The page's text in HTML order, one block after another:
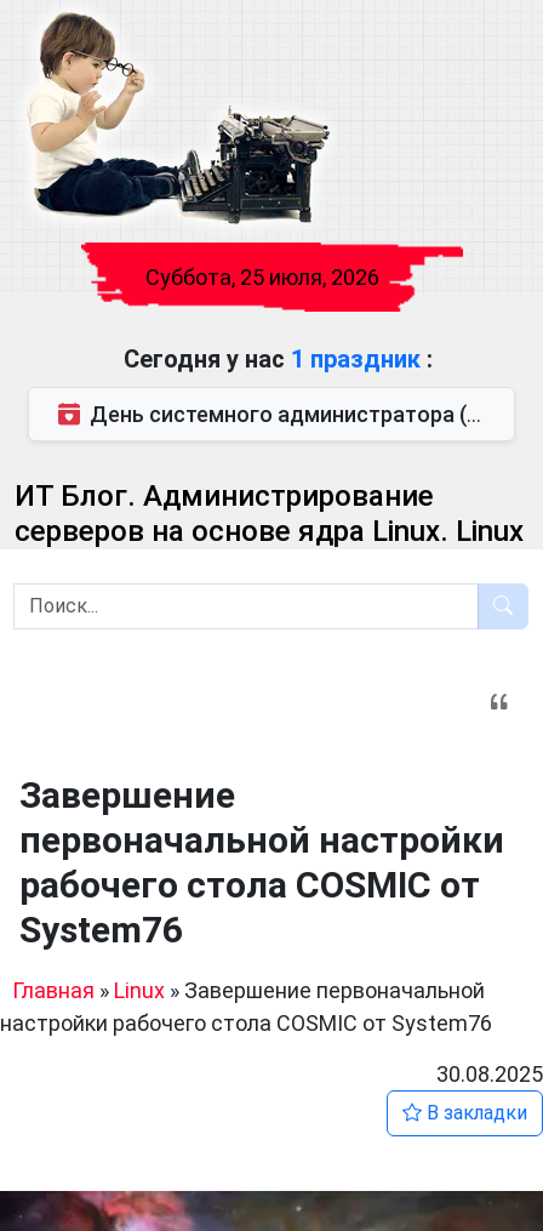
Суббота, 25 июля, 2026
Сегодня у нас 1 праздник :
День системного администратора (также известен как День сисадмина) — праздник, который отмечается...
ИТ Блог. Администрирование
серверов на основе ядра Linux. Linux
Завершение
первоначальной настройки
рабочего стола COSMIC от
System76
Главная » Linux » Завершение первоначальной
настройки рабочего стола COSMIC от System76
30.08.2025
В закладки